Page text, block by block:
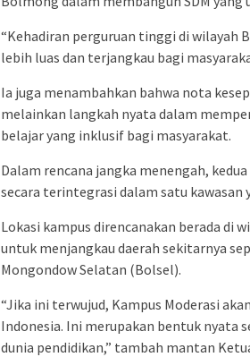
“Kehadiran perguruan tinggi di wilayah
lebih luas dan terjangkau bagi
Ia juga menambahkan bahwa nota
melainkan langkah nyata dalam
belajar yang inklusif bagi masyarakat.
Dalam rencana jangka menengah,
secara terintegrasi dalam satu kawasan
Lokasi kampus direncanakan berada di
untuk menjangkau daerah sekitarnya
Mongondow Selatan (Bolsel).
“Jika ini terwujud, Kampus Moderasi
Indonesia. Ini merupakan bentuk nyata
dunia pendidikan,” tambah mantan